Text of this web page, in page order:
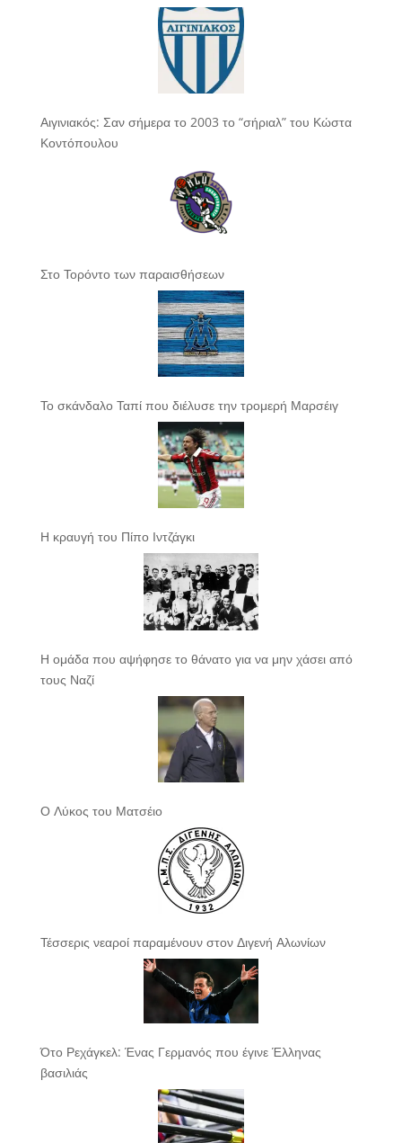
Αιγινιακός: Σαν σήμερα το 2003 το “σήριαλ” του Κώστα
Κοντόπουλου
Στο Τορόντο των παραισθήσεων
Το σκάνδαλο Ταπί που διέλυσε την τρομερή Μαρσέιγ
Η κραυγή του Πίπο Ιντζάγκι
Η ομάδα που αψήφησε το θάνατο για να μην χάσει από
τους Ναζί
Ο Λύκος του Ματσέιο
Τέσσερις νεαροί παραμένουν στον Διγενή Αλωνίων
Ότο Ρεχάγκελ: Ένας Γερμανός που έγινε Έλληνας
βασιλιάς